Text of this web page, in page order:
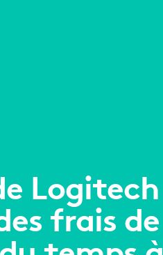
Logitech
frais de